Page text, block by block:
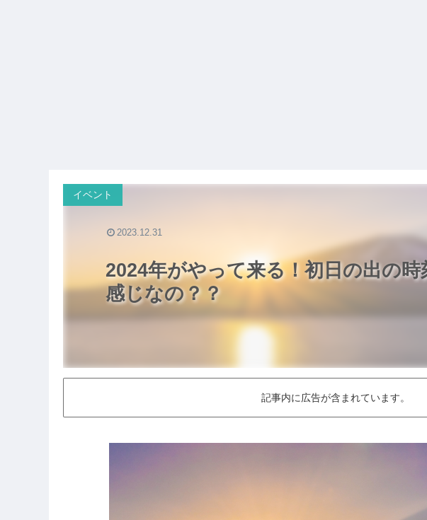
2024年がやって来る！初日の出の
感じなの？？
イベント
2023.12.31
記事内に広告が含まれています。